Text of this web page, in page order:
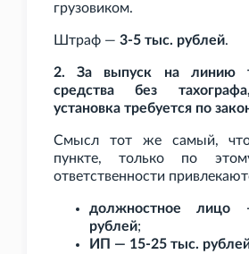
грузовиком.
Штраф — 3-5 тыс. рублей.
2. За выпуск на линию
средства без
установка требуется по
Смысл тот же самый,
пункте, только по
ответственности
должностное
рублей;
ИП — 15-25 тыс.